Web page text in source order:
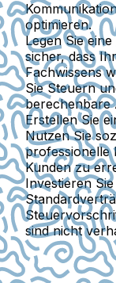
optimieren.
Legen Sie
sicher, dass
Fachwissens
Sie Steuern
berechenbare
Erstellen Sie
Nutzen Sie
professionelle
Kunden zu
Investieren
sind nicht